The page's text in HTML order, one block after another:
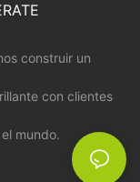
construir un
con clientes
mundo.